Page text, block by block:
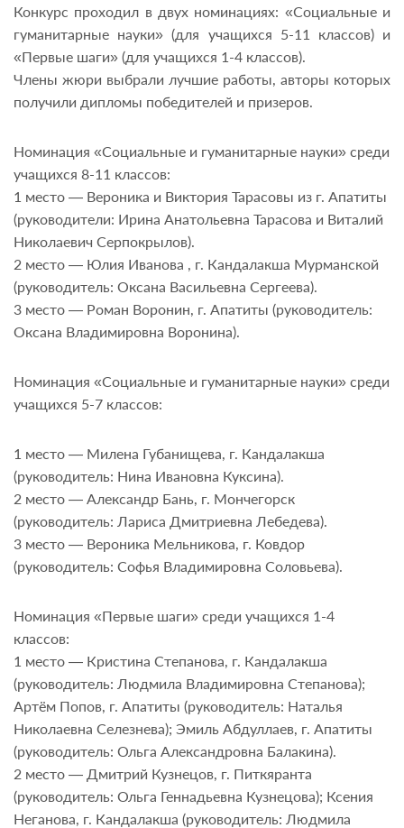
Конкурс проходил в двух номинациях: «Социальные и
гуманитарные науки» (для учащихся 5-11 классов) и
«Первые шаги» (для учащихся 1-4 классов).
Члены жюри выбрали лучшие работы, авторы которых
получили дипломы победителей и призеров.
Номинация «Социальные и гуманитарные науки» среди
учащихся 8-11 классов:
1 место — Вероника и Виктория Тарасовы из г. Апатиты
(руководители: Ирина Анатольевна Тарасова и Виталий
Николаевич Серпокрылов).
2 место — Юлия Иванова , г. Кандалакша Мурманской
(руководитель: Оксана Васильевна Сергеева).
3 место — Роман Воронин, г. Апатиты (руководитель:
Оксана Владимировна Воронина).
Номинация «Социальные и гуманитарные науки» среди
учащихся 5-7 классов:
1 место — Милена Губанищева, г. Кандалакша
(руководитель: Нина Ивановна Куксина).
2 место — Александр Бань, г. Мончегорск
(руководитель: Лариса Дмитриевна Лебедева).
3 место — Вероника Мельникова, г. Ковдор
(руководитель: Софья Владимировна Соловьева).
Номинация «Первые шаги» среди учащихся 1-4
классов:
1 место — Кристина Степанова, г. Кандалакша
(руководитель: Людмила Владимировна Степанова);
Артём Попов, г. Апатиты (руководитель: Наталья
Николаевна Селезнева); Эмиль Абдуллаев, г. Апатиты
(руководитель: Ольга Александровна Балакина).
2 место — Дмитрий Кузнецов, г. Питкяранта
(руководитель: Ольга Геннадьевна Кузнецова); Ксения
Неганова, г. Кандалакша (руководитель: Людмила